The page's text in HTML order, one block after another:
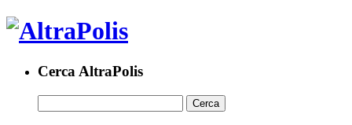
Cerca AltraPolis